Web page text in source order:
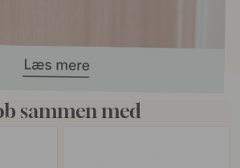
sammen med